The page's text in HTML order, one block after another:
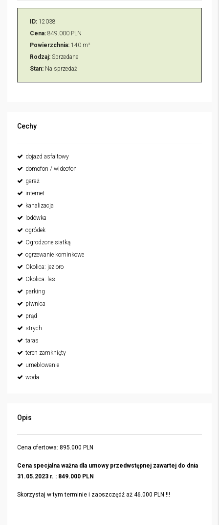
ID: 12038
Cena: 849.000 PLN
Powierzchnia: 140 m²
Rodzaj: Sprzedane
Stan: Na sprzedaż
Cechy
dojazd asfaltowy
domofon / wideofon
garaż
internet
kanalizacja
lodówka
ogródek
Ogrodzone siatką
ogrzewanie kominkowe
Okolica: jezioro
Okolica: las
parking
piwnica
prąd
strych
taras
teren zamknięty
umeblowanie
woda
Opis
Cena ofertowa: 895.000 PLN
Cena specjalna ważna dla umowy przedwstępnej zawartej do dnia
31.05.2023 r. : 849.000 PLN
Skorzystaj w tym terminie i zaoszczędź aż 46.000 PLN !!!